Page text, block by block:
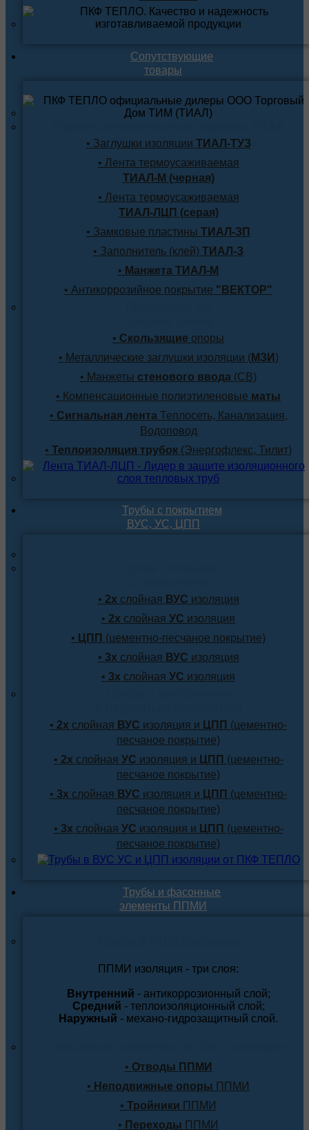
Сопутствующие
товары
• Заглушки изоляции ТИАЛ-ТУЗ
• Лента термоусаживаемая
ТИАЛ-М (черная)
• Лента термоусаживаемая
ТИАЛ-ЛЦП (серая)
• Замковые пластины ТИАЛ-ЗП
• Заполнитель (клей) ТИАЛ-З
• Манжета ТИАЛ-М
• Антикоррозийное покрытие "ВЕКТОР"
• Скользящие опоры
• Металлические заглушки изоляции (МЗИ )
• Манжеты стенового ввода (СВ)
• Компенсационные полиэтиленовые маты
• Сигнальная лентаТеплосеть, Канализация,
Водоповод
• Теплоизоляция трубок (Энергофлекс, Тилит)
Трубы с покрытием
ВУС, УС, ЦПП
• 2х слойная ВУС изоляция
• 2х слойная УС изоляция
• ЦПП (цементно-песчаное покрытие)
• 3х слойная ВУС изоляция
• 3х слойная УС изоляция
• 2х слойная ВУС изоляция и ЦПП (цементно-
песчаное покрытие)
• 2х слойная УС изоляция и ЦПП (цементно-
песчаное покрытие)
• 3х слойная ВУС изоляция и ЦПП (цементно-
песчаное покрытие)
• 3х слойная УС изоляция и ЦПП (цементно-
песчаное покрытие)
Трубы и фасонные
элементы ППМИ
ППМИ изоляция - три слоя:
Внутренний - антикоррозионный слой;
Средний - теплоизоляционный слой;
Наружный - механо-гидрозащитный слой.
• Отводы ППМИ
• Неподвижные опоры ППМИ
• Тройники ППМИ
• Переходы ППМИ